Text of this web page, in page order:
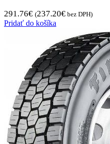
291.76€ (237.20€ bez DPH)
Pridať do košíka